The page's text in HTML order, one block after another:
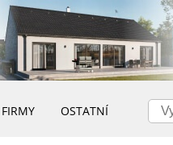
FIRMY OSTATNÍ